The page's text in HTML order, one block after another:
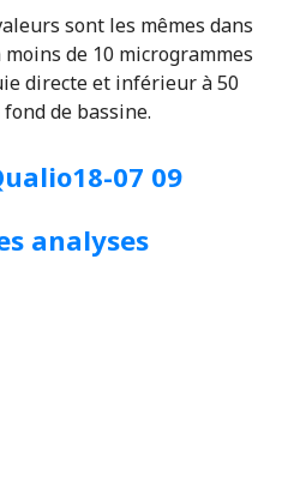
sont les mêmes dans
de 10 microgrammes
directe et inférieur à 50
de bassine.
07 09
analyses